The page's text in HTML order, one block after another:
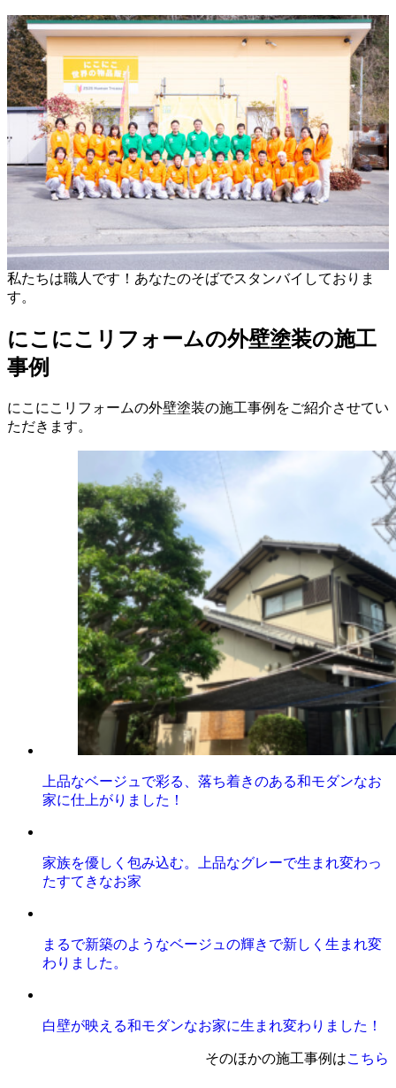
私たちは職人です！あなたのそばでスタンバイしておりま
す。
にこにこリフォームの外壁塗装の施工
事例
にこにこリフォームの外壁塗装の施工事例をご紹介させてい
ただきます。
上品なベージュで彩る、落ち着きのある和モダンなお
家に仕上がりました！
家族を優しく包み込む。上品なグレーで生まれ変わっ
たすてきなお家
まるで新築のようなベージュの輝きで新しく生まれ変
わりました。
白壁が映える和モダンなお家に生まれ変わりました！
そのほかの施工事例はこちら